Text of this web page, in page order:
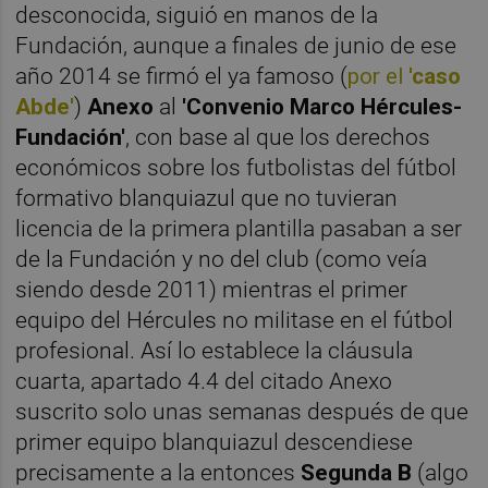
desconocida, siguió en manos de la
Fundación, aunque a finales de junio de ese
año 2014 se firmó el ya famoso (por el 'caso
Abde')Anexo al 'Convenio Marco Hércules-
Fundación', con base al que los derechos
económicos sobre los futbolistas del fútbol
formativo blanquiazul que no tuvieran
licencia de la primera plantilla pasaban a ser
de la Fundación y no del club (como veía
siendo desde 2011) mientras el primer
equipo del Hércules no militase en el fútbol
profesional. Así lo establece la cláusula
cuarta, apartado 4.4 del citado Anexo
suscrito solo unas semanas después de que
primer equipo blanquiazul descendiese
precisamente a la entonces Segunda B (algo